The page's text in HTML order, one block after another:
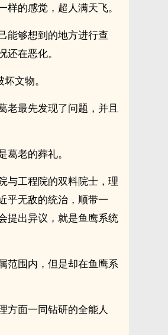
的感觉，超人满天飞。
能够想到的地方进行查
在恶化。
文物。
老最先发现了问题，并且
老的葬礼。
与工程院的双料院士，理
乎无敌的统治，顺带一
提出异议，就是鱼鹰系统
范围内，但是却在鱼鹰系
方面一同钻研的全能人